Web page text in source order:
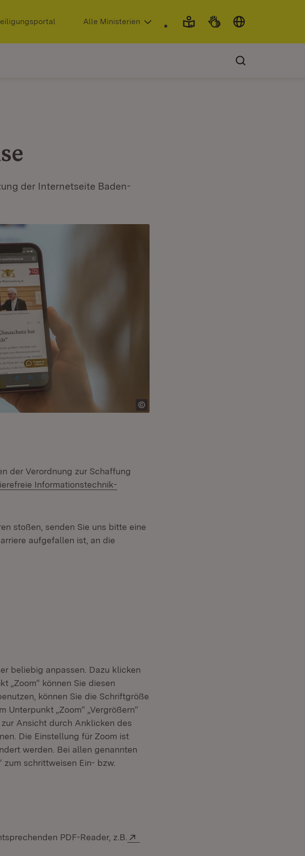
Fenster) (Öffnet in neuem Fenster)
Alle Ministerien
der Internetseite Baden-
der Verordnung zur Schaffung
Informationstechnik-
stoßen, senden Sie uns bitte eine
aufgefallen ist, an die
beliebig anpassen. Dazu klicken
„Zoom“ können Sie diesen
können Sie die Schriftgröße
Unterpunkt „Zoom“ „Vergrößern“
zur Ansicht durch Anklicken des
Die Einstellung für Zoom ist
werden. Bei allen genannten
zum schrittweisen Ein- bzw.
PDF-Reader, z.B.